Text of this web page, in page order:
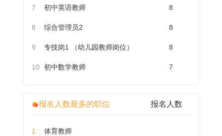
7 初中英语教师 8
8 综合管理员2 8
9 专技岗1 （幼儿园教师岗位） 8
10 初中数学教师 7
报名人数最多的职位 报名人数
1 体育教师